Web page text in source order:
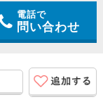
電話で
問い合わせ